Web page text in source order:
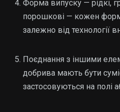
Форма випуску — рідкі,
порошкові — кожен
залежно від технології
Поєднання з іншими
добрива мають бути
застосовуються на полі